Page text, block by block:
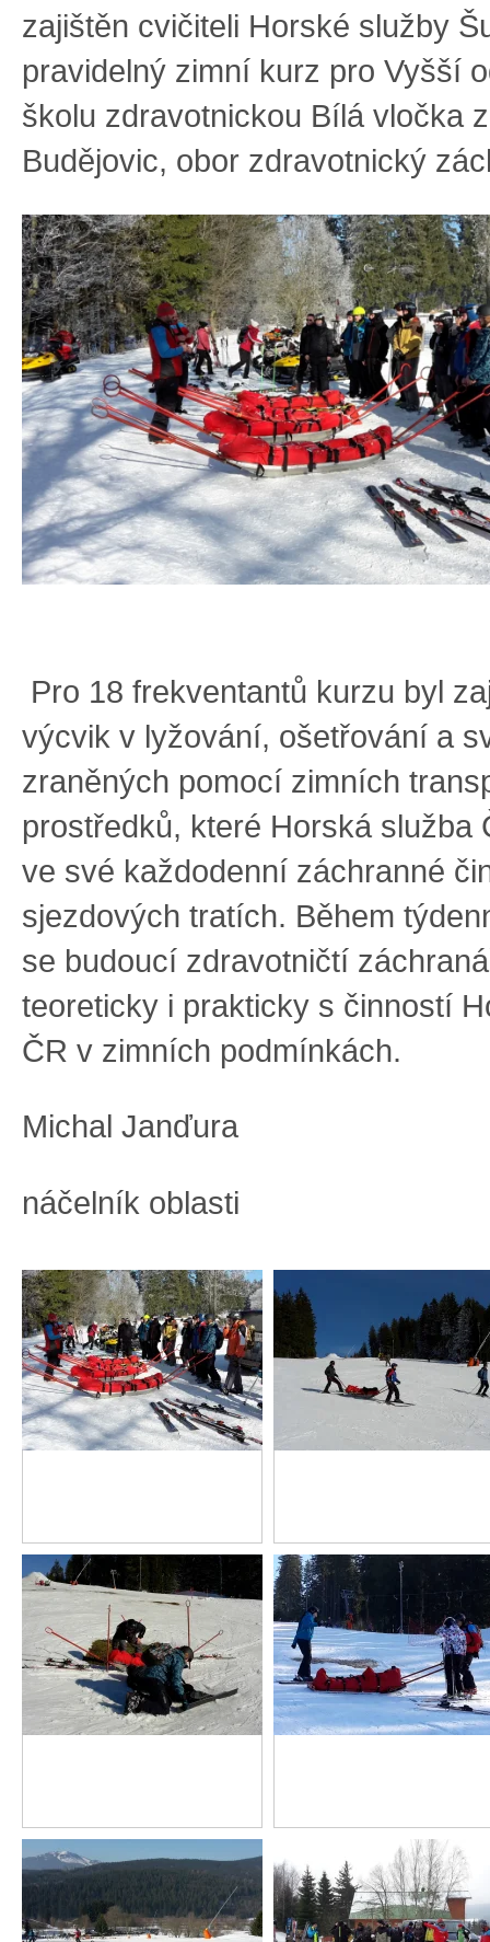
zajištěn cvičiteli Horské služby
pravidelný zimní kurz pro Vyšší
školu zdravotnickou Bílá vločka
Budějovic, obor zdravotnický
Pro 18 frekventantů kurzu byl
výcvik v lyžování, ošetřování a
zraněných pomocí zimních
prostředků, které Horská služba
ve své každodenní záchranné
sjezdových tratích. Během
se budoucí zdravotničtí
teoreticky i prakticky s činností
ČR v zimních podmínkách.
Michal Janďura
náčelník oblasti